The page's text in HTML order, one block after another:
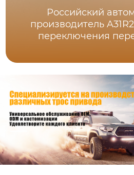
Российский
производитель
переключения